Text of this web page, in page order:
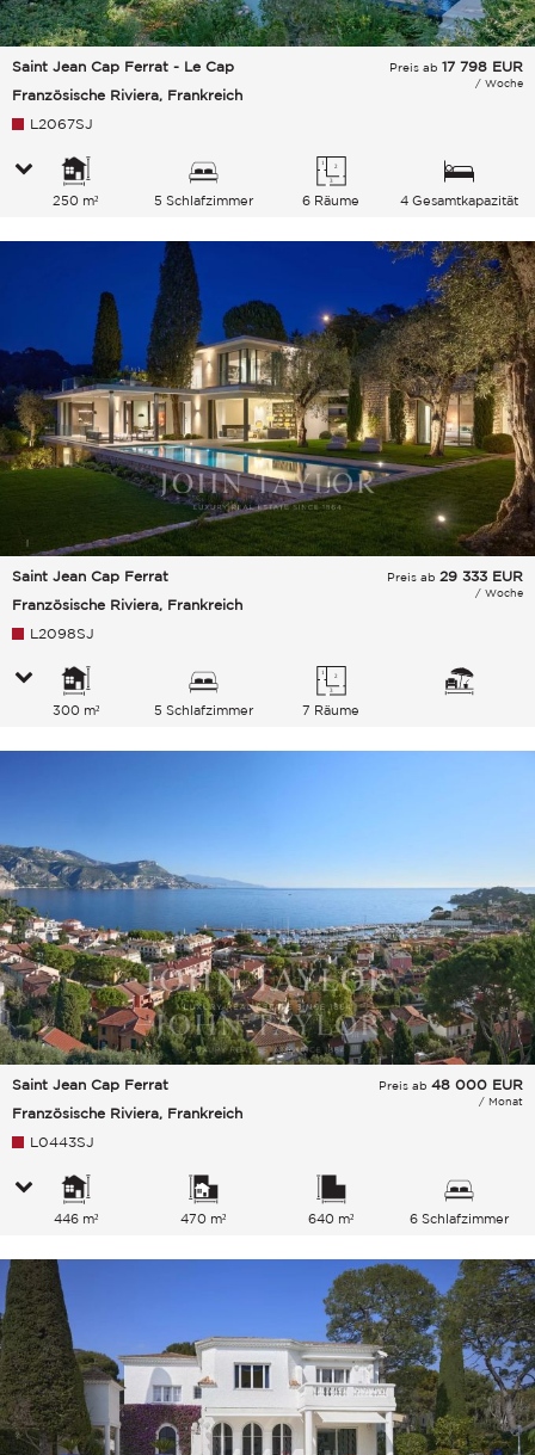
Saint Jean Cap Ferrat - Le Cap
Französische Riviera, Frankreich
Preis ab 17 798 EUR
/ Woche
L2067SJ
250 m² 5 Schlafzimmer 6 Räume 4 Gesamtkapazität
Saint Jean Cap Ferrat
Französische Riviera, Frankreich
Preis ab 29 333 EUR
/ Woche
L2098SJ
300 m² 5 Schlafzimmer 7 Räume
Saint Jean Cap Ferrat
Französische Riviera, Frankreich
Preis ab 48 000 EUR
/ Monat
L0443SJ
446 m² 470 m² 640 m² 6 Schlafzimmer